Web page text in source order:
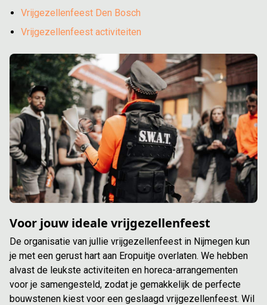
Vrijgezellenfeest Den Bosch
Vrijgezellenfeest activiteiten
Voor jouw ideale vrijgezellenfeest
De organisatie van jullie vrijgezellenfeest in Nijmegen kun
je met een gerust hart aan Eropuitje overlaten. We hebben
alvast de leukste activiteiten en horeca-arrangementen
voor je samengesteld, zodat je gemakkelijk de perfecte
bouwstenen kiest voor een geslaagd vrijgezellenfeest. Wil